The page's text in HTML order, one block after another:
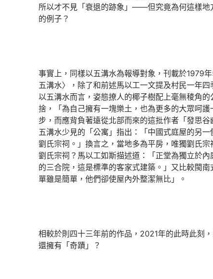
所以才不見「衰退的跡象」——但究竟為何這樣地
的例子？
事實上，同樣以五溝水為報導對象，刊載於1979
五溝水〉，除了和前述馬以工一文提及村民一年
以五溝水而言，姿態撩人的椰子樹配上毫無稜角
捨，「為自己擁有一塊樂土，也為更多的大眾呵
步，而應背負著遠從北部而來的這批作者「發思
五溝水少見的「公寓」指出：「中國式庭屋的另
劉氏宗祠。」換言之，當地多為平房，唯獨劉氏
劉氏宗祠？馬以工如斯描述道：「正堂為獨立於
的三合院，這是標準的客家式建築。」又比較閩
單雖是簡單，他們卻使屋內外整潔無比」。
相較於則四十三年前的作品，2021年的此時此刻
還擁有「奇蹟」？